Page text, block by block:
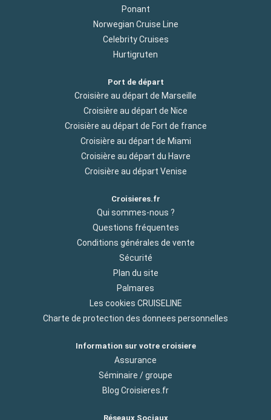
Ponant
Norwegian Cruise Line
Celebrity Cruises
Hurtigruten
Port de départ
Croisière au départ de Marseille
Croisière au départ de Nice
Croisière au départ de Fort de france
Croisière au départ de Miami
Croisière au départ du Havre
Croisière au départ Venise
Croisieres.fr
Qui sommes-nous ?
Questions fréquentes
Conditions générales de vente
Sécurité
Plan du site
Palmares
Les cookies CRUISELINE
Charte de protection des donnees personnelles
Information sur votre croisiere
Assurance
Séminaire / groupe
Blog Croisieres.fr
Réseaux Sociaux